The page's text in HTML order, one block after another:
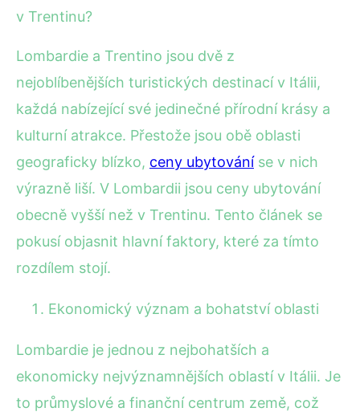
Lombardii vyšší než v
Trentinu?
30. 12. 2025· 4 min čtení · Autor: Kristián Novotný
v Trentinu?
Lombardie a Trentino jsou dvě z
nejoblíbenějších turistických destinací v Itálii,
každá nabízející své jedinečné přírodní krásy a
kulturní atrakce. Přestože jsou obě oblasti
geograficky blízko, ceny ubytováníse v nich
výrazně liší. V Lombardii jsou ceny ubytování
obecně vyšší než v Trentinu. Tento článek se
pokusí objasnit hlavní faktory, které za tímto
rozdílem stojí.
Ekonomický význam a bohatství oblasti
Lombardie je jednou z nejbohatších a
ekonomicky nejvýznamnějších oblastí v Itálii. Je
to průmyslové a finanční centrum země, což